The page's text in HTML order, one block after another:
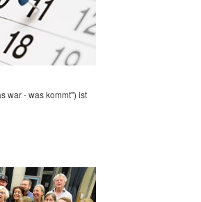
war - was kommt") ist